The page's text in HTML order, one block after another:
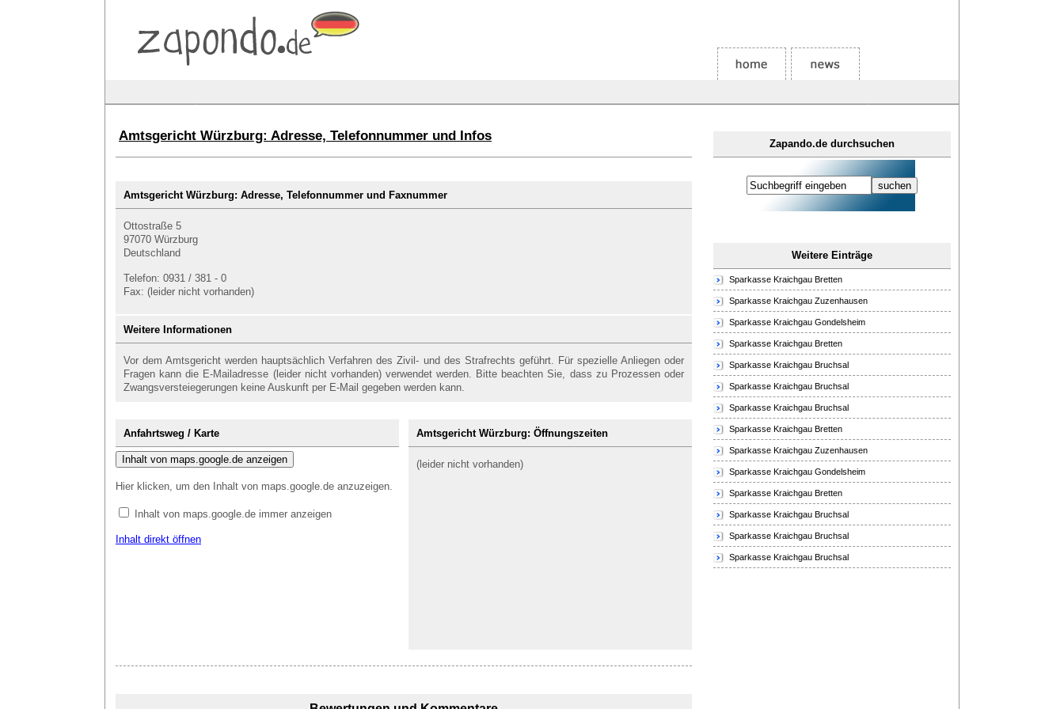
Zapando.de durchsuchen
Weitere Einträge
Sparkasse Kraichgau Bretten
Sparkasse Kraichgau Zuzenhausen
Sparkasse Kraichgau Gondelsheim
Sparkasse Kraichgau Bretten
Sparkasse Kraichgau Bruchsal
Sparkasse Kraichgau Bruchsal
Sparkasse Kraichgau Bruchsal
Sparkasse Kraichgau Bretten
Sparkasse Kraichgau Zuzenhausen
Sparkasse Kraichgau Gondelsheim
Sparkasse Kraichgau Bretten
Sparkasse Kraichgau Bruchsal
Sparkasse Kraichgau Bruchsal
Sparkasse Kraichgau Bruchsal
Amtsgericht Würzburg: Adresse, Telefonnummer und Infos
Amtsgericht Würzburg: Adresse, Telefonnummer und Faxnummer
Ottostraße 5
97070 Würzburg
Deutschland
Telefon: 0931 / 381 - 0
Fax: (leider nicht vorhanden)
Weitere Informationen
Vor dem Amtsgericht werden hauptsächlich Verfahren des Zivil- und des Strafrechts geführt. Für spezielle Anliegen oder
Fragen kann die E-Mailadresse (leider nicht vorhanden) verwendet werden. Bitte beachten Sie, dass zu Prozessen oder
Zwangsversteiegerungen keine Auskunft per E-Mail gegeben werden kann.
Anfahrtsweg / Karte
Inhalt von maps.google.de anzeigen
Hier klicken, um den Inhalt von maps.google.de anzuzeigen.
Inhalt von maps.google.de immer anzeigen
Inhalt direkt öffnen
Amtsgericht Würzburg: Öffnungszeiten
(leider nicht vorhanden)